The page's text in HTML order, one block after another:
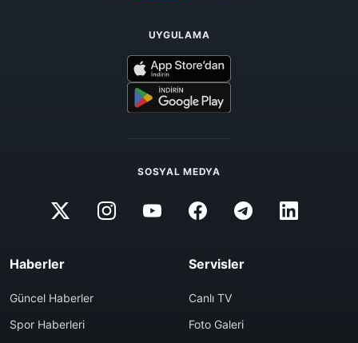
UYGULAMA
SOSYAL MEDYA
Haberler
Güncel Haberler
Spor Haberleri
Servisler
Canlı TV
Foto Galeri